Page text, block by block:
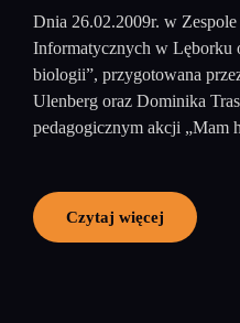
Dnia 26.02.2009r. w
Informatycznych w Lęborku
biologii”, przygotowana
Ulenberg oraz Dominika
pedagogicznym akcji „Mam
Czytaj więcej